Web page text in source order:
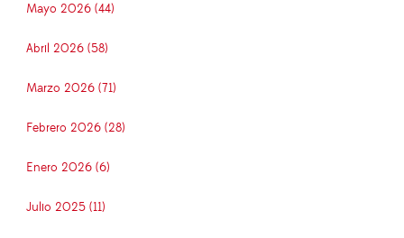
Mayo 2026 (44)
Abril 2026 (58)
Marzo 2026 (71)
Febrero 2026 (28)
Enero 2026 (6)
Julio 2025 (11)